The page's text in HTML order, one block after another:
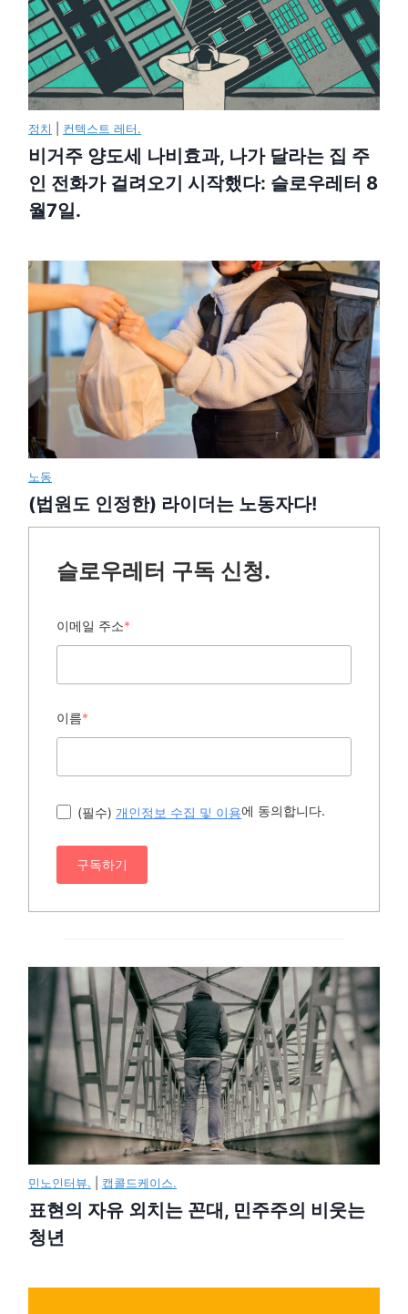
정치 컨텍스트 레터.
비거주 양도세 나비효과, 나가 달라는 집 주
인 전화가 걸려오기 시작했다: 슬로우레터 8
월7일.
노동
(법원도 인정한) 라이더는 노동자다!
슬로우레터 구독 신청.
이메일 주소*
이름*
(필수) 개인정보 수집 및 이용에 동의합니다.
구독하기
민노인터뷰. 캡콜드케이스.
표현의 자유 외치는 꼰대, 민주주의 비웃는
청년